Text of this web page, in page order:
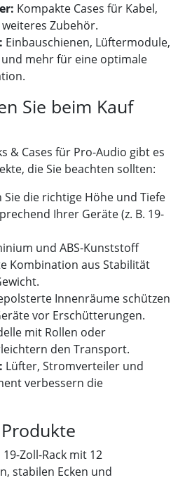
Kompakte Cases für Kabel,
Zubehör.
Einbauschienen, Lüftermodule,
mehr für eine optimale
Sie beim Kauf
& Cases für Pro-Audio gibt es
die Sie beachten sollten:
Sie die richtige Höhe und Tiefe
Ihrer Geräte (z. B. 19-
und ABS-Kunststoff
Kombination aus Stabilität
Innenräume schützen
vor Erschütterungen.
mit Rollen oder
den Transport.
Lüfter, Stromverteiler und
verbessern die
19-Zoll-Rack mit 12
stabilen Ecken und